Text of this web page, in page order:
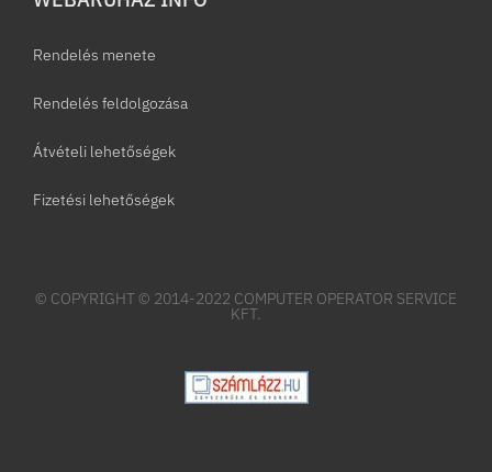
Rendelés menete
Rendelés feldolgozása
Átvételi lehetőségek
Fizetési lehetőségek
© COPYRIGHT © 2014-2022 COMPUTER OPERATOR SERVICE
KFT.